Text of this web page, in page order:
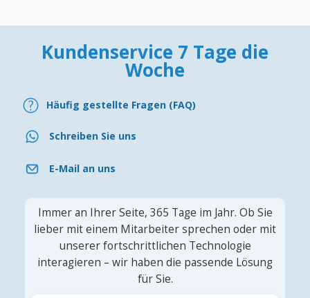
Kundenservice 7 Tage die
Woche
Häufig gestellte Fragen (FAQ)
Schreiben Sie uns
E-Mail an uns
Immer an Ihrer Seite, 365 Tage im Jahr. Ob Sie
lieber mit einem Mitarbeiter sprechen oder mit
unserer fortschrittlichen Technologie
interagieren – wir haben die passende Lösung
für Sie.